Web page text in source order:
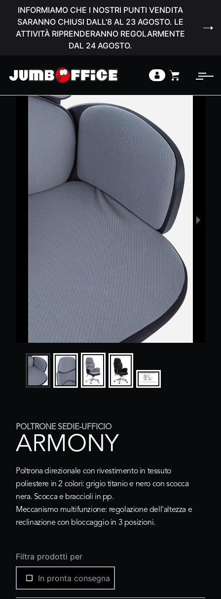
INFORMIAMO CHE I NOSTRI PUNTI VENDITA
SARANNO CHIUSI DALL'8 AL 23 AGOSTO. LE
ATTIVITÀ RIPRENDERANNO REGOLARMENTE
DAL 24 AGOSTO.
POLTRONE SEDIE-UFFICIO
ARMONY
Poltrona direzionale con rivestimento in tessuto
poliestere in 2 colori: grigio titanio e nero con scocca
nera. Scocca e braccioli in pp.
Meccanismo multifunzione: regolazione dell'altezza e
reclinazione con bloccaggio in 3 posizioni.
Filtra prodotti per
In pronta consegna